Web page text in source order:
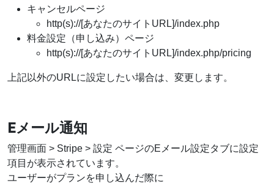
キャンセルページ
http(s)://[あなたのサイトURL]/index.php
料金設定（申し込み）ページ
http(s)://[あなたのサイトURL]/index.php/pricing
上記以外のURLに設定したい場合は、変更します。
Eメール通知
管理画面 > Stripe > 設定 ページのEメール設定タブに設定
項目が表示されています。
ユーザーがプランを申し込んだ際に